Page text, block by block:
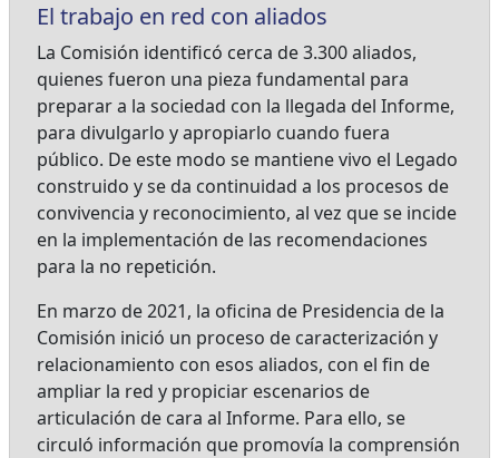
El trabajo en red con aliados
La Comisión identificó cerca de 3.300 aliados,
quienes fueron una pieza fundamental para
preparar a la sociedad con la llegada del Informe,
para divulgarlo y apropiarlo cuando fuera
público. De este modo se mantiene vivo el Legado
construido y se da continuidad a los procesos de
convivencia y reconocimiento, al vez que se incide
en la implementación de las recomendaciones
para la no repetición.
En marzo de 2021, la oficina de Presidencia de la
Comisión inició un proceso de caracterización y
relacionamiento con esos aliados, con el fin de
ampliar la red y propiciar escenarios de
articulación de cara al Informe. Para ello, se
circuló información que promovía la comprensión